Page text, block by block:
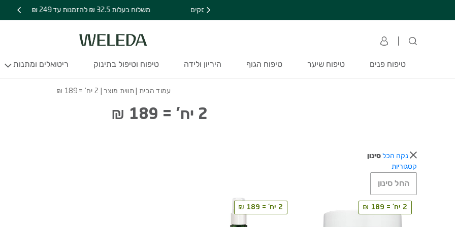
משלוח בעלות 32.5 ₪ להזמנות עד 249 ₪
טיפוח פנים טיפוח שיער טיפוח הגוף היריון ולידה טיפוח וטיפול בתינוק ריטואלים ומתנות
עמוד הבית | תווית מוצר | 2 יח' = 189 ₪
2 יח' = 189 ₪
נקה הכל סינון
קטגוריות
החל סינון
2 יח' = 189 ₪ 2 יח' = 189 ₪